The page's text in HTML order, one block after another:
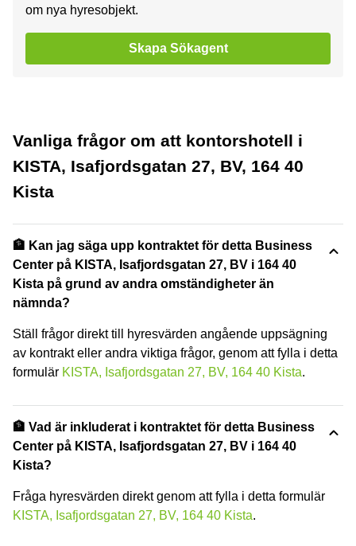
om nya hyresobjekt.
Skapa Sökagent
Vanliga frågor om att kontorshotell i
KISTA, Isafjordsgatan 27, BV, 164 40
Kista
🏦 Kan jag säga upp kontraktet för detta Business
Center på KISTA, Isafjordsgatan 27, BV i 164 40
Kista på grund av andra omständigheter än
nämnda?
Ställ frågor direkt till hyresvärden angående uppsägning
av kontrakt eller andra viktiga frågor, genom att fylla i detta
formulär KISTA, Isafjordsgatan 27, BV, 164 40 Kista.
🏦 Vad är inkluderat i kontraktet för detta Business
Center på KISTA, Isafjordsgatan 27, BV i 164 40
Kista?
Fråga hyresvärden direkt genom att fylla i detta formulär
KISTA, Isafjordsgatan 27, BV, 164 40 Kista.